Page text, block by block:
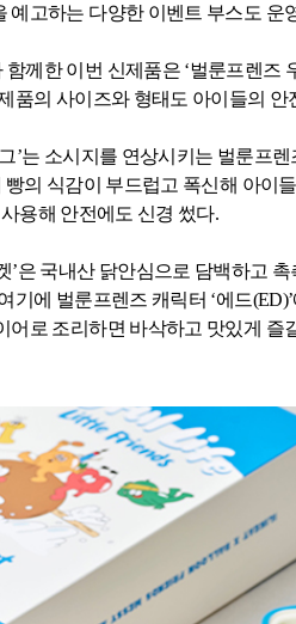
예고하는 다양한 이벤트 부스도 운
께한 이번 신제품은 ‘벌룬프렌즈
품의 사이즈와 형태도 아이들의
’는 소시지를 연상시키는 벌룬프렌
빵의 식감이 부드럽고 폭신해 아이
용해 안전에도 신경 썼다.
’은 국내산 닭안심으로 담백하고
기에 벌룬프렌즈 캐릭터 ‘에드(ED)
어로 조리하면 바삭하고 맛있게 즐